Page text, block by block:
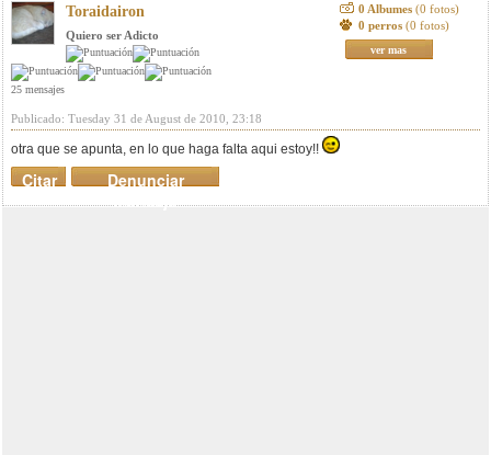
Toraidairon
Quiero ser Adicto
25 mensajes
0 Albumes (0 fotos)
0 perros (0 fotos)
ver mas
Publicado: Tuesday 31 de August de 2010, 23:18
otra que se apunta, en lo que haga falta aqui estoy!!
Denunciar
mensaje
Citar